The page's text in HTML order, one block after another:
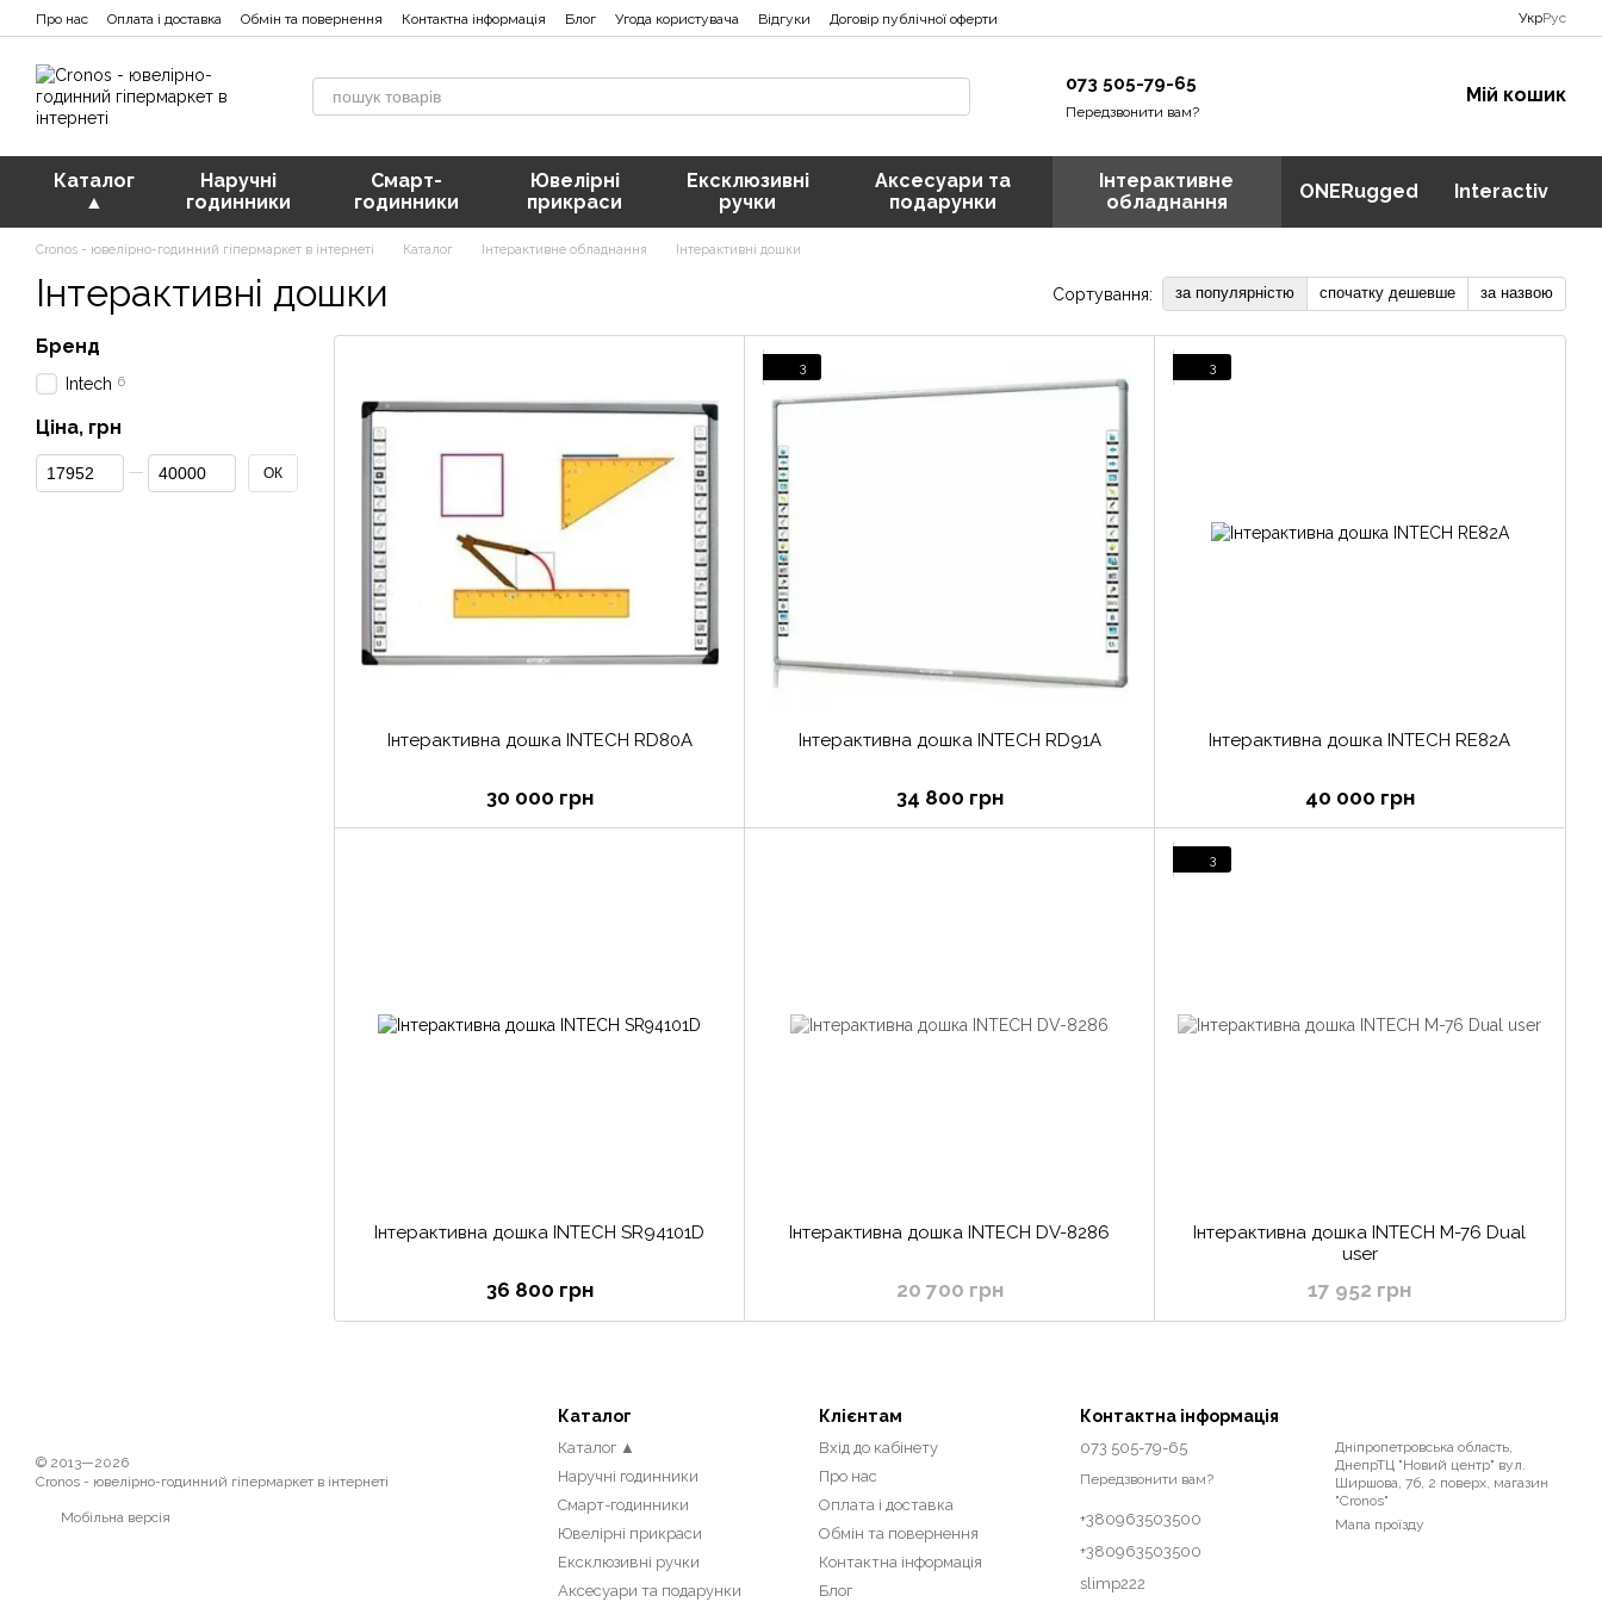
Перейти к основному контенту
Про нас Оплата і доставка Обмін та повернення Контактна інформація Блог Угода користувача Відгуки Договір публічної оферти УкрРус
073 505-79-65
Передзвонити вам?
Мій кошик
Каталог
▲
Наручні
годинники
Смарт-
годинники
Ювелірні
прикраси
Ексклюзивні
ручки
Аксесуари та
подарунки
Інтерактивне
обладнання
ONERugged Interactiv
Cronos - ювелірно-годинний гіпермаркет в інтернеті Каталог Інтерактивне обладнання Інтерактивні дошки
Інтерактивні дошки Сортування: за популярністю спочатку дешевше за назвою
Інтерактивна дошка INTECH RD80A
30 000 грн
3
Інтерактивна дошка INTECH RD91A
34 800 грн
3
Інтерактивна дошка INTECH RE82A
40 000 грн
Інтерактивна дошка INTECH SR94101D
36 800 грн
Інтерактивна дошка INTECH DV-8286
20 700 грн
3
Інтерактивна дошка INTECH M-76 Dual
user
17 952 грн
Бренд
Intech 6
Ціна, грн
От Ціна, грн
До Ціна, грн ОК
© 2013—2026
Cronos - ювелірно-годинний гіпермаркет в інтернеті
Мобільна версія
Каталог
Каталог ▲
Наручні годинники
Смарт-годинники
Ювелірні прикраси
Ексклюзивні ручки
Аксесуари та подарунки
Клієнтам
Вхід до кабінету
Про нас
Оплата і доставка
Обмін та повернення
Контактна інформація
Блог
Контактна інформація
073 505-79-65
Передзвонити вам?
+380963503500
+380963503500
slimp222
Дніпропетровська область,
ДнепрТЦ "Новий центр" вул.
Ширшова, 7б, 2 поверх, магазин
"Cronos"
Мапа проїзду